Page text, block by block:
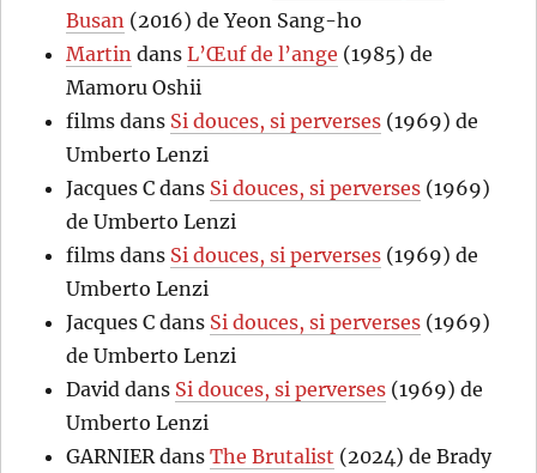
Busan (2016) de Yeon Sang-ho
Martin dansL’Œuf de l’ange (1985) de
Mamoru Oshii
films dans Si douces, si perverses (1969) de
Umberto Lenzi
Jacques C dans Si douces, si perverses (1969)
de Umberto Lenzi
films dans Si douces, si perverses (1969) de
Umberto Lenzi
Jacques C dans Si douces, si perverses (1969)
de Umberto Lenzi
David dans Si douces, si perverses (1969) de
Umberto Lenzi
GARNIER dansThe Brutalist (2024) de Brady